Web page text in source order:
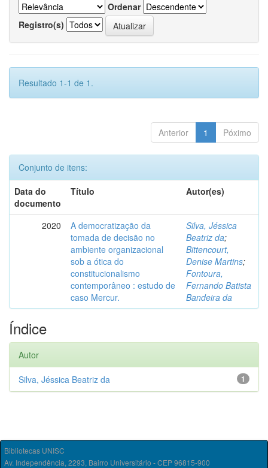
Ordenar
Registro(s)
Resultado 1-1 de 1.
Anterior 1 Póximo
Conjunto de itens:
Data do
documento
Título Autor(es)
2020
A democratização da
tomada de decisão no
ambiente organizacional
sob a ótica do
constitucionalismo
contemporâneo : estudo de
caso Mercur.
Silva, Jéssica
Beatriz da;
Bittencourt,
Denise Martins;
Fontoura,
Fernando Batista
Bandeira da
Índice
Autor
1
Silva, Jéssica Beatriz da
Bibliotecas UNISC
Av. Independência, 2293, Bairro Universitário - CEP 96815-900